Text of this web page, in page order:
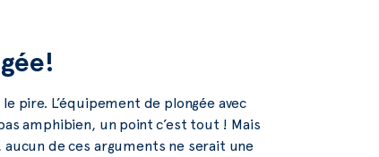
pire. L’équipement de plongée avec
amphibien, un point c’est tout ! Mais
de ces arguments ne serait une